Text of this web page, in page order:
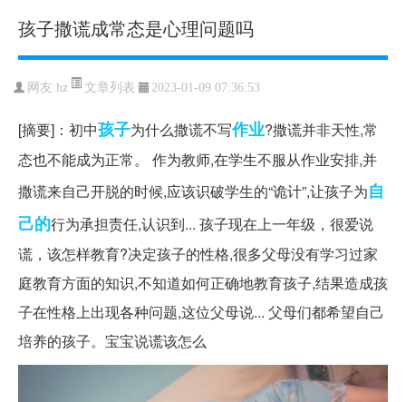
孩子撒谎成常态是心理问题吗
网友:hz 文章列表 2023-01-09 07:36:53
[摘要]：初中孩子为什么撒谎不写作业?撒谎并非天性,常
态也不能成为正常。 作为教师,在学生不服从作业安排,并
撒谎来自己开脱的时候,应该识破学生的“诡计”,让孩子为自
己的行为承担责任,认识到... 孩子现在上一年级，很爱说
谎，该怎样教育?决定孩子的性格,很多父母没有学习过家
庭教育方面的知识,不知道如何正确地教育孩子,结果造成孩
子在性格上出现各种问题,这位父母说... 父母们都希望自己
培养的孩子。宝宝说谎该怎么